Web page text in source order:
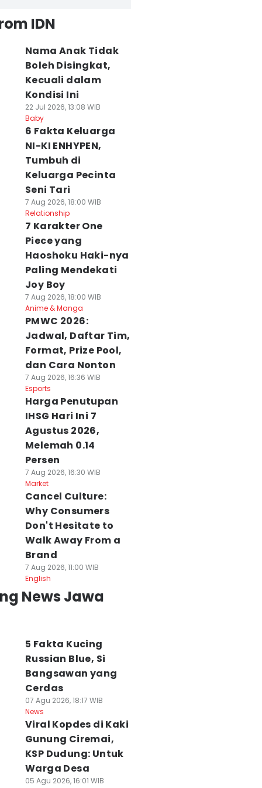
Oknum Tak Lagi Sekadar
IDN
Nama Anak Tidak
Boleh Disingkat,
Kecuali dalam
Kondisi Ini
22 Jul 2026, 13:08 WIB
Baby
6 Fakta Keluarga
NI-KI ENHYPEN,
Tumbuh di
Keluarga Pecinta
Seni Tari
7 Aug 2026, 18:00 WIB
Relationship
7 Karakter One
Piece yang
Haoshoku Haki-nya
Paling Mendekati
Joy Boy
7 Aug 2026, 18:00 WIB
Anime & Manga
PMWC 2026:
Jadwal, Daftar Tim,
Format, Prize Pool,
dan Cara Nonton
7 Aug 2026, 16:36 WIB
Esports
Harga Penutupan
IHSG Hari Ini 7
Agustus 2026,
Melemah 0.14
Persen
7 Aug 2026, 16:30 WIB
Market
Cancel Culture:
Why Consumers
Don't Hesitate to
Walk Away From a
Brand
7 Aug 2026, 11:00 WIB
English
News Jawa
5 Fakta Kucing
Russian Blue, Si
Bangsawan yang
Cerdas
07 Agu 2026, 18:17 WIB
News
Viral Kopdes di Kaki
Gunung Ciremai,
KSP Dudung: Untuk
Warga Desa
05 Agu 2026, 16:01 WIB